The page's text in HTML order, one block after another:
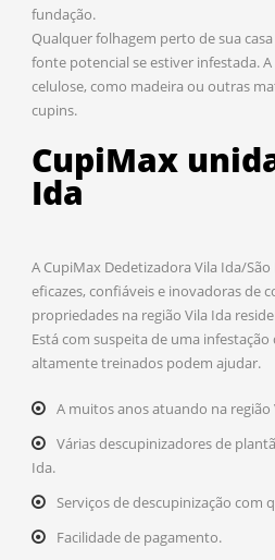
fundação.
Qualquer folhagem perto de sua
fonte potencial se estiver infestada.
celulose, como madeira ou outras
cupins.
CupiMax
Ida
A CupiMax Dedetizadora Vila Ida/
eficazes, confiáveis e inovadoras de
propriedades na região Vila Ida
Está com suspeita de uma
altamente treinados podem ajudar.
A muitos anos atuando na região
Várias descupinizadores de
Ida.
Serviços de descupinização com
Facilidade de pagamento.